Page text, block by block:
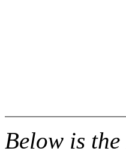
Below is the